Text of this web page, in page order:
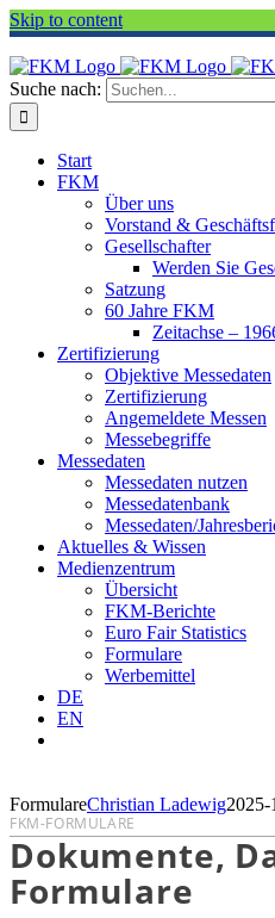
Skip to content
Suche nach:
Start
FKM
Über uns
Vorstand &
Gesellschafter
Werden Sie
Satzung
60 Jahre FKM
Zeitachse –
Zertifizierung
Objektive Messedaten
Zertifizierung
Angemeldete Messen
Messebegriffe
Messedaten
Messedaten nutzen
Messedatenbank
Messedaten/
Aktuelles & Wissen
Medienzentrum
Übersicht
FKM-Berichte
Euro Fair Statistics
Formulare
Werbemittel
DE
EN
FormulareChristian Ladewig2025-
FKM-FORMULARE
Dokumente,
Formulare